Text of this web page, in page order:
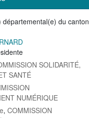
départemental(e) du canton
SOLIDARITÉ,
SANTÉ
NUMÉRIQUE
, COMMISSION